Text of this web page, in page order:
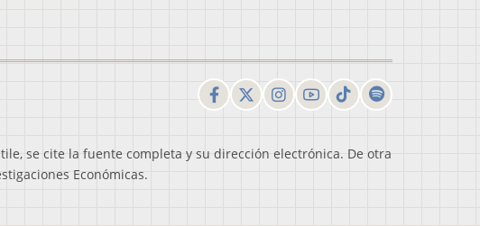
se cite la fuente completa y su dirección electrónica. De otra
Económicas.